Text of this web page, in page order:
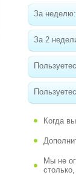
За неделю:
За 2
Когда
Мы не